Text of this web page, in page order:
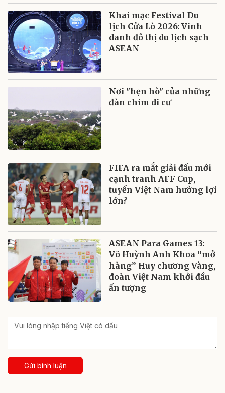
Khai mạc Festival Du
lịch Cửa Lò 2026: Vinh
danh đô thị du lịch sạch
ASEAN
Nơi "hẹn hò" của những
đàn chim di cư
FIFA ra mắt giải đấu mới
cạnh tranh AFF Cup,
tuyển Việt Nam hưởng lợi
lớn?
ASEAN Para Games 13:
Võ Huỳnh Anh Khoa “mở
hàng” Huy chương Vàng,
đoàn Việt Nam khởi đầu
ấn tượng
Gửi bình luận